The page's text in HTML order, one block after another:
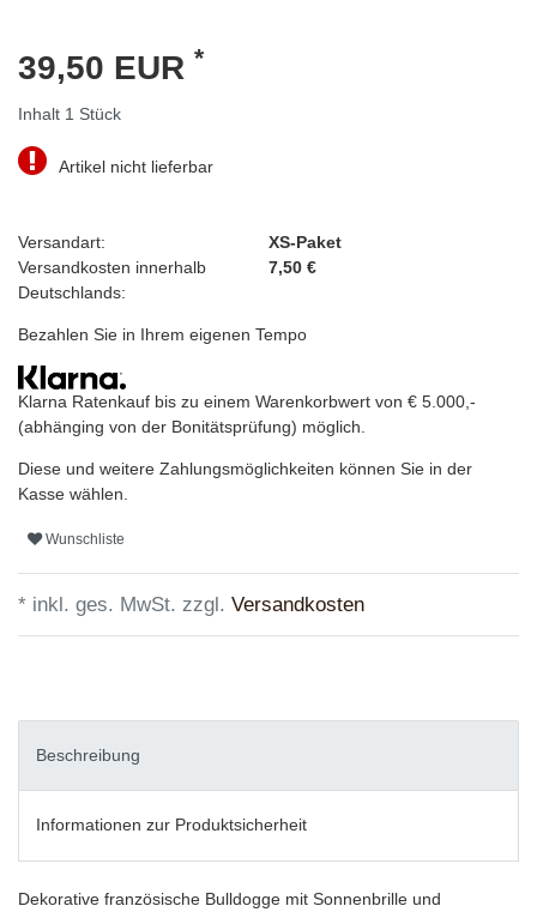
39,50 EUR *
Inhalt 1 Stück
Artikel nicht lieferbar
Versandart:
XS-Paket
Versandkosten innerhalb
Deutschlands:
7,50 €
Bezahlen Sie in Ihrem eigenen Tempo
Klarna Ratenkauf bis zu einem Warenkorbwert von € 5.000,-
(abhänging von der Bonitätsprüfung) möglich.
Diese und weitere Zahlungsmöglichkeiten können Sie in der
Kasse wählen.
Wunschliste
* inkl. ges. MwSt. zzgl. Versandkosten
Beschreibung
Informationen zur Produktsicherheit
Dekorative französische Bulldogge mit Sonnenbrille und